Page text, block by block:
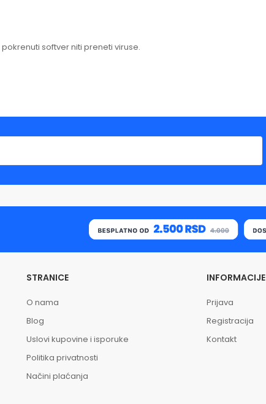
softver niti preneti viruse.
STRANICE
O nama
Blog
Uslovi kupovine i isporuke
Politika privatnosti
Načini plaćanja
INFORMACIJE
Prijava
Registracija
Kontakt